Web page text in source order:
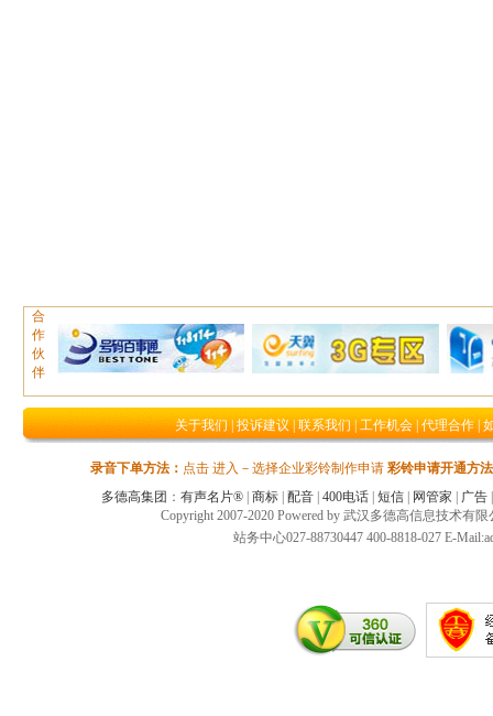
合
作
伙
伴
关于我们|投诉建议|联系我们|工作机会|代理合作|
录音下单方法： 点击 进入－选择企业彩铃制作申请 彩铃申请开通方
多德高集团 ： 有声名片®| 商标| 配音| 400电话| 短信| 网管家 广告
Copyright 2007-2020 Powered by 武汉多德高信息技术有
站务中心027-88730447 400-8818-027 E-